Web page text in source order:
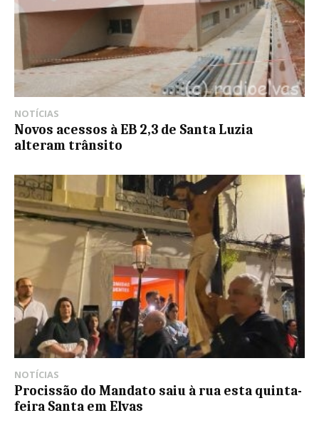
NOTÍCIAS
Novos acessos à EB 2,3 de Santa Luzia
alteram trânsito
NOTÍCIAS
Procissão do Mandato saiu à rua esta quinta-
feira Santa em Elvas